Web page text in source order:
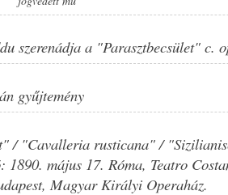
szerenádja a "Parasztbecsület" c.
gyűjtemény
/ "Cavalleria rusticana" /
1890. május 17. Róma, Teatro
Magyar Királyi Operaház.